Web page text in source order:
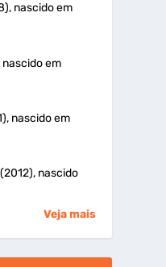
nascido em
em
nascido em
nascido
Veja mais